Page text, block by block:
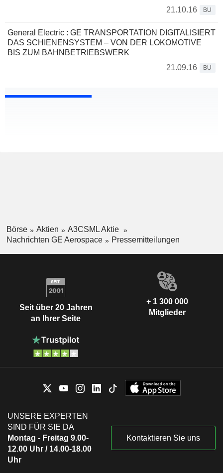
21.10.16
BU
General Electric : GE TRANSPORTATION DIGITALISIERT
DAS SCHIENENSYSTEM – VON DER LOKOMOTIVE
BIS ZUM BAHNBETRIEBSWERK
21.09.16
BU
Börse Aktien
A3CSML Aktie
Nachrichten GE Aerospace
Pressemitteilungen
Seit über 20 Jahren
an Ihrer Seite
+ 1 300 000
Mitglieder
UNSERE EXPERTEN
SIND FÜR SIE DA
Montag - Freitag 9.00-
12.00 Uhr / 14.00-18.00
Uhr
Kontaktieren Sie uns